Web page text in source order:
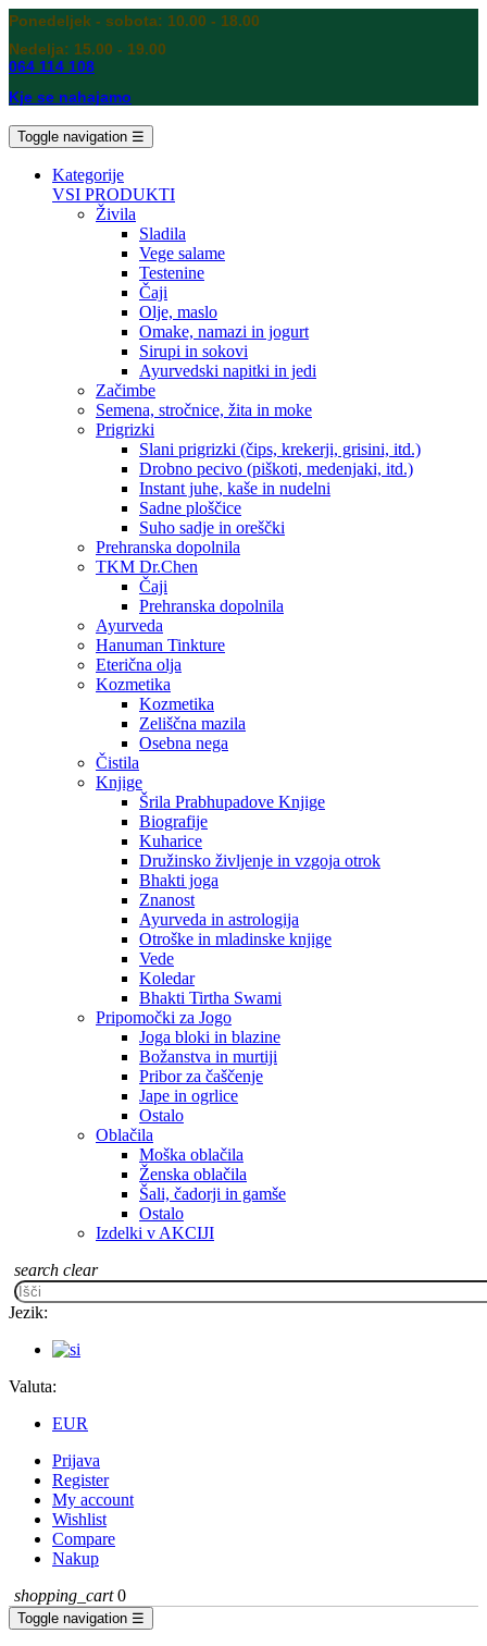
Ponedeljek - sobota: 10.00 - 18.00
Nedelja: 15.00 - 19.00
064 114 108
Kje se nahajamo
Toggle navigation ☰
Kategorije
VSI PRODUKTI
Živila
Sladila
Vege salame
Testenine
Čaji
Olje, maslo
Omake, namazi in jogurt
Sirupi in sokovi
Ayurvedski napitki in jedi
Začimbe
Semena, stročnice, žita in moke
Prigrizki
Slani prigrizki (čips, krekerji, grisini, itd.)
Drobno pecivo (piškoti, medenjaki, itd.)
Instant juhe, kaše in nudelni
Sadne ploščice
Suho sadje in oreščki
Prehranska dopolnila
TKM Dr.Chen
Čaji
Prehranska dopolnila
Ayurveda
Hanuman Tinkture
Eterična olja
Kozmetika
Kozmetika
Zeliščna mazila
Osebna nega
Čistila
Knjige
Šrila Prabhupadove Knjige
Biografije
Kuharice
Družinsko življenje in vzgoja otrok
Bhakti joga
Znanost
Ayurveda in astrologija
Otroške in mladinske knjige
Vede
Koledar
Bhakti Tirtha Swami
Pripomočki za Jogo
Joga bloki in blazine
Božanstva in murtiji
Pribor za čaščenje
Jape in ogrlice
Ostalo
Oblačila
Moška oblačila
Ženska oblačila
Šali, čadorji in gamše
Ostalo
Izdelki v AKCIJI
search clear
Jezik:
Valuta:
EUR
Prijava
Register
My account
Wishlist
Compare
Nakup
shopping_cart 0
Toggle navigation ☰